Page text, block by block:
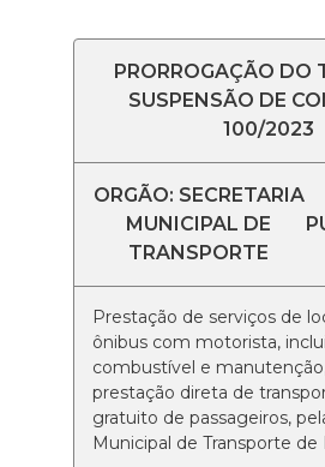
PRORROGAÇÃO DO
SUSPENSÃO DE
100/2023
ORGÃO: SECRETARIA
MUNICIPAL DE
TRANSPORTE
Prestação de serviços de
ônibus com motorista,
combustível e
prestação direta de
gratuito de passageiros,
Municipal de Transporte de